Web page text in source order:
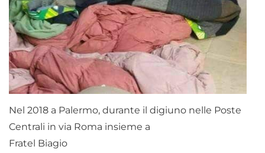
Nel 2018 a Palermo, durante il digiuno nelle Poste
Centrali in via Roma insieme a
Fratel Biagio